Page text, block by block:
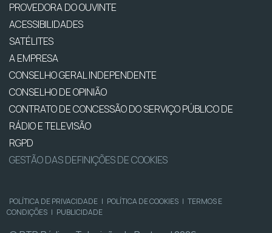
PROVEDORA DO OUVINTE
ACESSIBILIDADES
SATÉLITES
A EMPRESA
CONSELHO GERAL INDEPENDENTE
CONSELHO DE OPINIÃO
CONTRATO DE CONCESSÃO DO SERVIÇO PÚBLICO DE
RÁDIO E TELEVISÃO
RGPD
GESTÃO DAS DEFINIÇÕES DE COOKIES
POLÍTICA DE PRIVACIDADE | POLÍTICA DE COOKIES | TERMOS E
CONDIÇÕES | PUBLICIDADE